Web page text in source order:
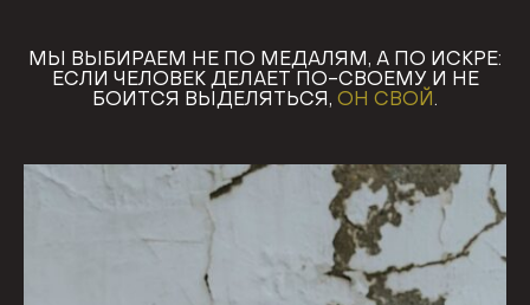
МЫ ВЫБИРАЕМ НЕ ПО МЕДАЛЯМ, А ПО ИСКРЕ:
ЕСЛИ ЧЕЛОВЕК ДЕЛАЕТ ПО-СВОЕМУ И НЕ
БОИТСЯ ВЫДЕЛЯТЬСЯ, ОН СВОЙ.